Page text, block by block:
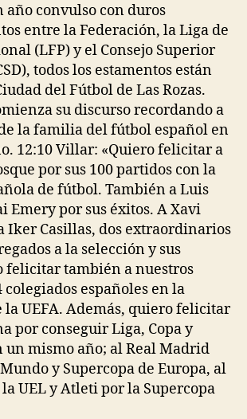
año convulso con duros
entre la Federación, la Liga de
(LFP) y el Consejo Superior
todos los estamentos están
del Fútbol de Las Rozas.
su discurso recordando a
la familia del fútbol español en
12:10 Villar: «Quiero felicitar a
por sus 100 partidos con la
de fútbol. También a Luis
Emery por sus éxitos. A Xavi
Iker Casillas, dos extraordinarios
a la selección y sus
felicitar también a nuestros
españoles en la
la UEFA. Además, quiero felicitar
por conseguir Liga, Copa y
un mismo año; al Real Madrid
y Supercopa de Europa, al
UEL y Atleti por la Supercopa